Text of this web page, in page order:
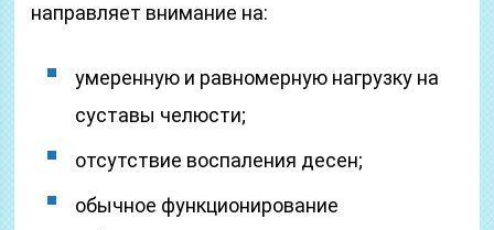
направляет внимание на:
умеренную и равномерную нагрузку на
суставы челюсти;
отсутствие воспаления десен;
обычное функционирование